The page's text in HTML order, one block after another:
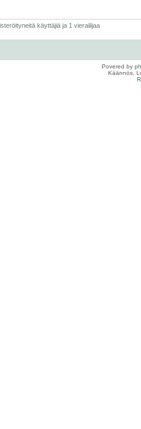
käyttäjiä ja 1 vierailijaa
Povered by
Käännös,